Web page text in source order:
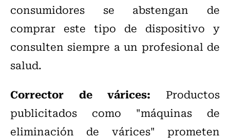
consumidores se abstengan de
comprar este tipo de dispositivo y
consulten siempre a un profesional de
salud.
Corrector de várices: Productos
publicitados como "máquinas de
eliminación de várices" prometen